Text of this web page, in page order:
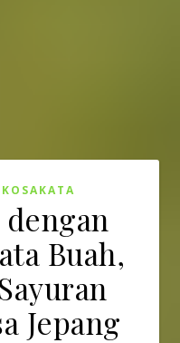
KOSAKATA
Buah,
Jepang